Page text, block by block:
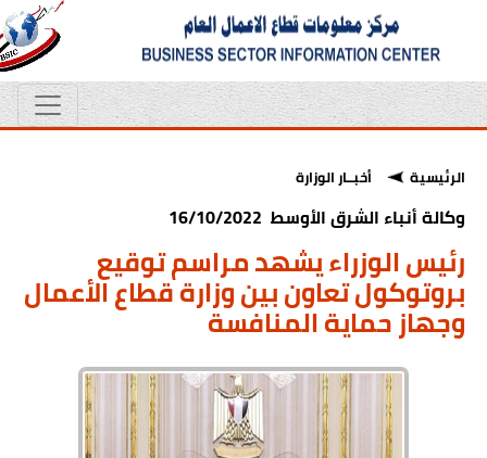
الرئيسية أخبــار الوزارة
وكالة أنباء الشرق الأوسط 16/10/2022
رئيس الوزراء يشهد مراسم توقيع
بروتوكول تعاون بين وزارة قطاع الأعمال
وجهاز حماية المنافسة